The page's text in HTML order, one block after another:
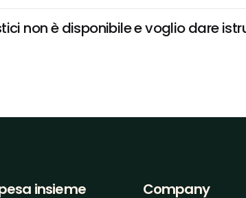
non è disponibile e voglio dare
insieme Company